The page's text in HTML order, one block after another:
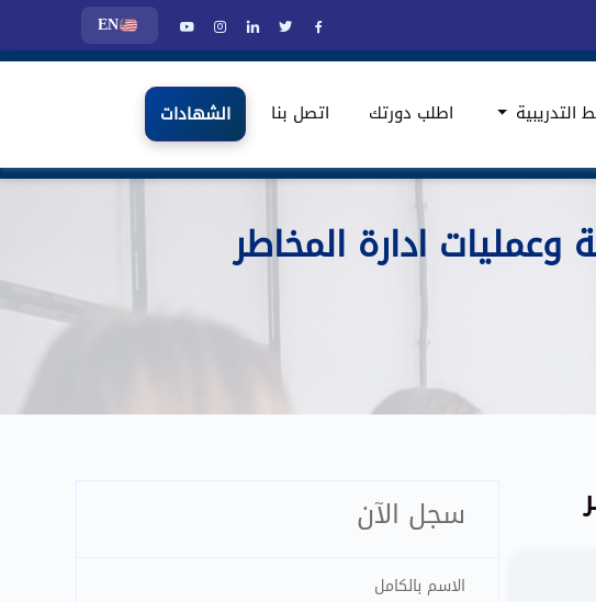
EN
اطلب دورتك اتصل بنا الشهادات
ادارة المخاطر
سجل الآن
الاسم بالكامل